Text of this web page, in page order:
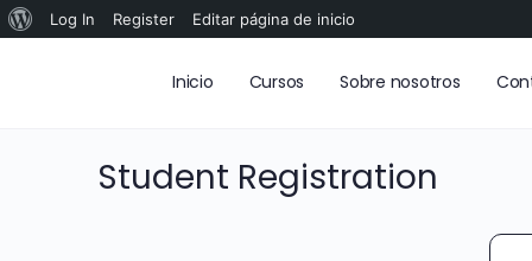
Log In Register Editar página de inicio
Inicio Cursos Sobre nosotros
Student Registration